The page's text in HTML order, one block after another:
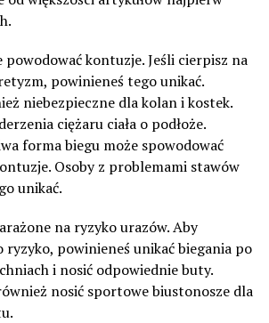
powodować kontuzje. Jeśli cierpisz na
powinieneś tego unikać.
niebezpieczne dla kolan i kostek.
ciężaru ciała o podłoże.
forma biegu może spowodować
Osoby z problemami stawów
unikać.
na ryzyko urazów. Aby
powinieneś unikać biegania po
i nosić odpowiednie buty.
nosić sportowe biustonosze dla